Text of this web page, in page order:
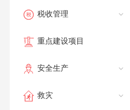
税收管理
重点建设项目
安全生产
救灾